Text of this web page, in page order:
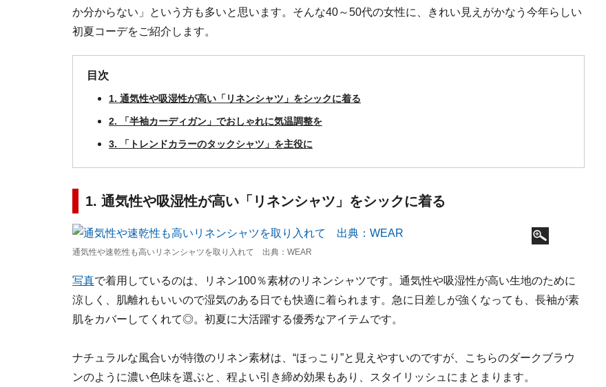
か分からない」という方も多いと思います。そんな40～50代の女性に、きれい見えがかなう今年らしい
初夏コーデをご紹介します。
目次
1. 通気性や吸湿性が高い「リネンシャツ」をシックに着る
2. 「半袖カーディガン」でおしゃれに気温調整を
3. 「トレンドカラーのタックシャツ」を主役に
1. 通気性や吸湿性が高い「リネンシャツ」をシックに着る
通気性や速乾性も高いリネンシャツを取り入れて 出典：WEAR
写真で着用しているのは、リネン100％素材のリネンシャツです。通気性や吸湿性が高い生地のために
涼しく、肌離れもいいので湿気のある日でも快適に着られます。急に日差しが強くなっても、長袖が素
肌をカバーしてくれて◎。初夏に大活躍する優秀なアイテムです。
ナチュラルな風合いが特徴のリネン素材は、“ほっこり”と見えやすいのですが、こちらのダークブラウ
ンのように濃い色味を選ぶと、程よい引き締め効果もあり、スタイリッシュにまとまります。